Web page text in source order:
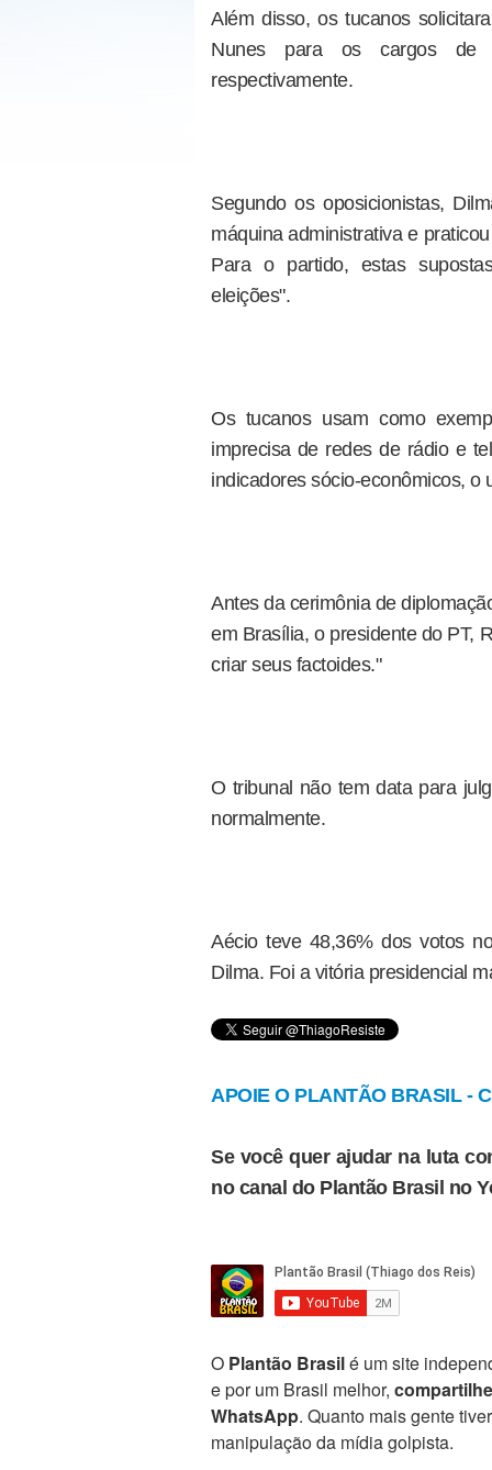
Além disso, os tucanos
Nunes para os cargos de
respectivamente.
Segundo os oposicionistas,
máquina administrativa e
Para o partido, estas
eleições".
Os tucanos usam como
imprecisa de redes de rádio e
indicadores sócio-econômicos, o
Antes da cerimônia de
em Brasília, o presidente do PT,
criar seus factoides."
O tribunal não tem data para
normalmente.
Aécio teve 48,36% dos votos
Dilma. Foi a vitória presidencial
APOIE O PLANTÃO BRASIL -
Se você quer ajudar na luta
no canal do Plantão Brasil no
O Plantão Brasilé um site
e por um Brasil melhor,
WhatsApp. Quanto mais gente
manipulação da mídia golpista.